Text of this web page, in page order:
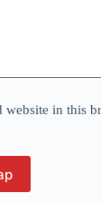
website in this